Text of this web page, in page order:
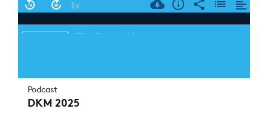
Podcast
DKM 2025